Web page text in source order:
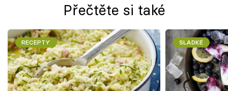
Přečtěte si také
RECEPTY SLADKÉ